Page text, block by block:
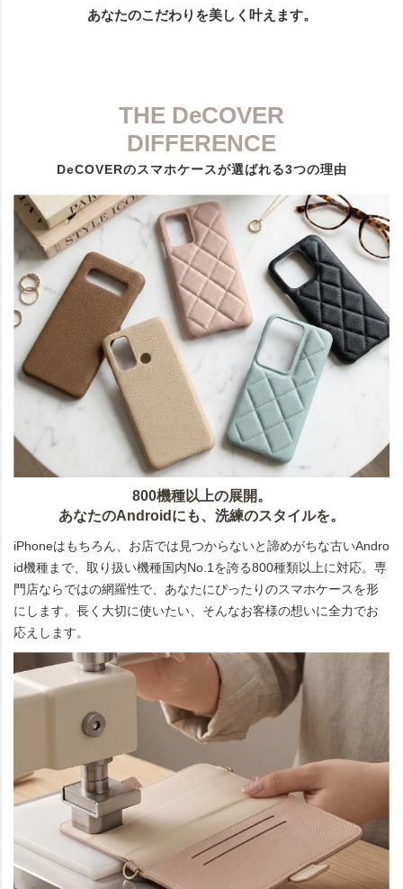
あなたのこだわりを美しく叶えます。
THE DeCOVER
DIFFERENCE
DeCOVERのスマホケースが選ばれる3つの理由
800機種以上の展開。
あなたのAndroidにも、洗練のスタイルを。
iPhoneはもちろん、お店では見つからないと諦めがちな古いAndro
id機種まで、取り扱い機種国内No.1を誇る800種類以上に対応。専
門店ならではの網羅性で、あなたにぴったりのスマホケースを形
にします。長く大切に使いたい、そんなお客様の想いに全力でお
応えします。